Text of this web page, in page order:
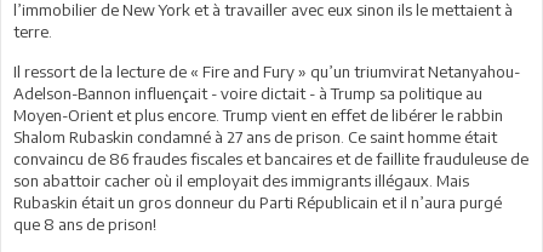
l’immobilier de New York et à travailler avec eux sinon ils le mettaient à
terre.
Il ressort de la lecture de « Fire and Fury » qu’un triumvirat Netanyahou-
Adelson-Bannon influençait - voire dictait - à Trump sa politique au
Moyen-Orient et plus encore. Trump vient en effet de libérer le rabbin
Shalom Rubaskin condamné à 27 ans de prison. Ce saint homme était
convaincu de 86 fraudes fiscales et bancaires et de faillite frauduleuse de
son abattoir cacher où il employait des immigrants illégaux. Mais
Rubaskin était un gros donneur du Parti Républicain et il n’aura purgé
que 8 ans de prison!